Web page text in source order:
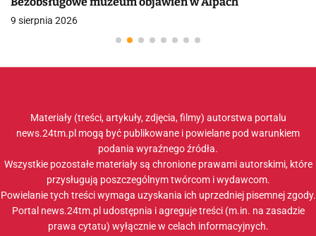
9 sierpnia 2026
Materiały (treści, artykuły, zdjęcia, filmy) autorstwa portalu
news.24tm.pl mogą być publikowane i powielane pod warunkiem
podania wyraźnego źródła.
Wszystkie pozostałe materiały są chronione prawami autorskimi, które
przysługują poszczególnym twórcom i wydawcom.
Powielanie tych treści wymaga uzyskania ich uprzedniej pisemnej zgody.
Portal news.24tm.pl udostępnia i agreguje treści (m.in. na zasadzie
prawa cytatu) wyłącznie w celach informacyjnych.